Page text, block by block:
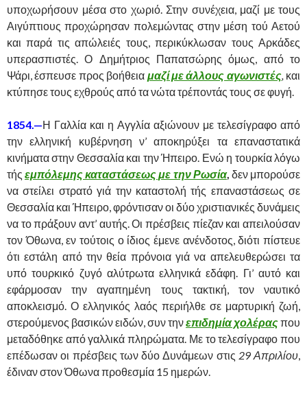
υποχωρήσουν μέσα στο χωριό. Στην συνέχεια, μαζί με τους
Αιγύπτιους προχώρησαν πολεμώντας στην μέση τού Αετού
και παρά τις απώλειές τους, περικύκλωσαν τους Αρκάδες
υπερασπιστές. Ο Δημήτριος Παπατσώρης όμως, από το
Ψάρι, έσπευσε προς βοήθεια μαζί με άλλους αγωνιστές, και
κτύπησε τους εχθρούς από τα νώτα τρέποντάς τους σε φυγή.
1854.—Η Γαλλία και η Αγγλία αξιώνουν με τελεσίγραφο από
την ελληνική κυβέρνηση ν’ αποκηρύξει τα επαναστατικά
κινήματα στην Θεσσαλία και την Ήπειρο. Ενώ η τουρκία λόγω
τήςεμπόλεμης καταστάσεως με την Ρωσία, δεν μπορούσε
να στείλει στρατό γιά την καταστολή τής επαναστάσεως σε
Θεσσαλία και Ήπειρο, φρόντισαν οι δύο χριστιανικές δυνάμεις
να το πράξουν αντ’ αυτής. Οι πρέσβεις πίεζαν και απειλούσαν
τον Όθωνα, εν τούτοις ο ίδιος έμενε ανένδοτος, διότι πίστευε
ότι εστάλη από την θεία πρόνοια γιά να απελευθερώσει τα
υπό τουρκικό ζυγό αλύτρωτα ελληνικά εδάφη. Γι’ αυτό και
εφάρμοσαν την αγαπημένη τους τακτική, τον ναυτικό
αποκλεισμό. Ο ελληνικός λαός περιήλθε σε μαρτυρική ζωή,
στερούμενος βασικών ειδών, συν τηνεπιδημία χολέραςπου
μεταδόθηκε από γαλλικά πληρώματα. Με το τελεσίγραφο που
επέδωσαν οι πρέσβεις των δύο Δυνάμεων στις 29 Απριλίου,
έδιναν στον Όθωνα προθεσμία 15 ημερών.